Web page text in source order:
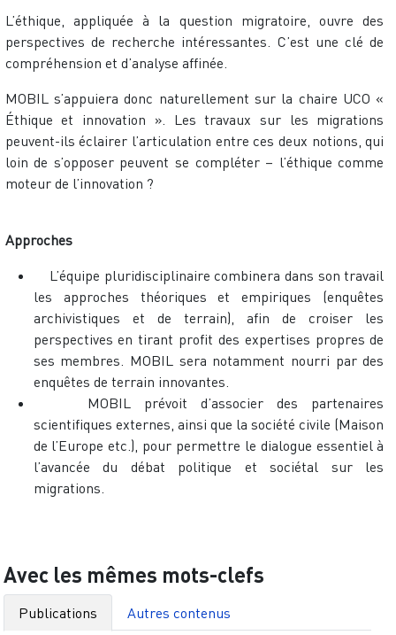
L’éthique, appliquée à la question migratoire, ouvre des
perspectives de recherche intéressantes. C’est une clé de
compréhension et d’analyse affinée.
MOBIL s’appuiera donc naturellement sur la chaire UCO «
Éthique et innovation ». Les travaux sur les migrations
peuvent-ils éclairer l’articulation entre ces deux notions, qui
loin de s’opposer peuvent se compléter – l’éthique comme
moteur de l’innovation ?
Approches
L’équipe pluridisciplinaire combinera dans son travail
les approches théoriques et empiriques (enquêtes
archivistiques et de terrain), afin de croiser les
perspectives en tirant profit des expertises propres de
ses membres. MOBIL sera notamment nourri par des
enquêtes de terrain innovantes.
MOBIL prévoit d’associer des partenaires
scientifiques externes, ainsi que la société civile (Maison
de l’Europe etc.), pour permettre le dialogue essentiel à
l’avancée du débat politique et sociétal sur les
migrations.
Avec les mêmes mots-clefs
Publications Autres contenus